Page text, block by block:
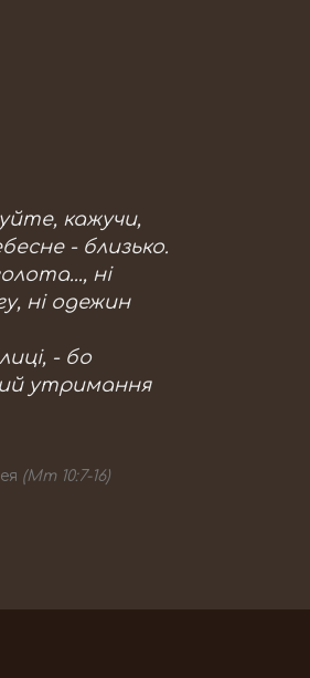
кажучи,
- близько.
ні
ні одежин
- бо
утримання
(Мт 10:7-16)